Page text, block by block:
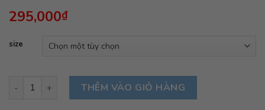
295,000₫
size
BUBABY-Bộ cộc tay PYJAMAS_Blue số lượng
THÊM VÀO GIỎ HÀNG